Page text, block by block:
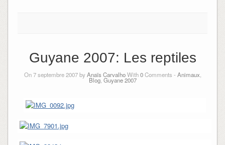
Guyane 2007: Les reptiles
On 7 septembre 2007 byAnaïs CarvalhoWith0Comments - Animaux,
Blog, Guyane 2007